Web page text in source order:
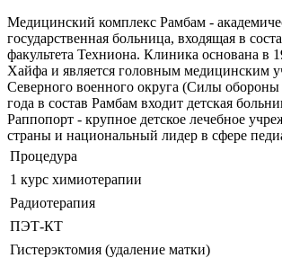
Медицинский комплекс Рамбам -
государственная больница, входящая в
факультета Техниона. Клиника основана в
Хайфа и является головным медицинским
Северного военного округа (Силы
года в состав Рамбам входит детская
Раппопорт - крупное детское лечебное
страны и национальный лидер в сфере
Процедура
1 курс химиотерапии
Радиотерапия
ПЭТ-КТ
Гистерэктомия (удаление матки)